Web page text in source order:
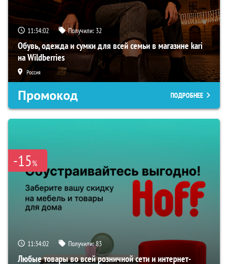
11:34:00 Получили: 32
Обувь, одежда и сумки для всей семьи в магазине kari
на Wildberries
Россия
Промокод ПОДРОБНЕЕ
-15%
11:34:00 Получили:83
Любые товары во всей розничной сети и интернет-